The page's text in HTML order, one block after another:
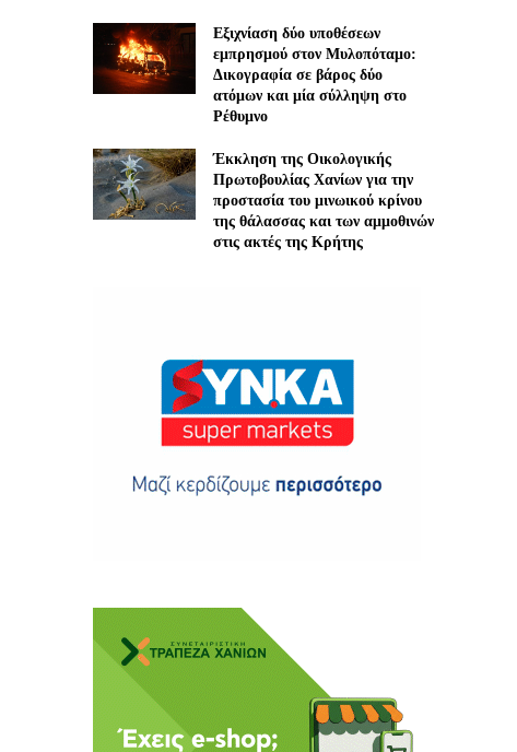
Εξιχνίαση δύο υποθέσεων
εμπρησμού στον Μυλοπόταμο:
Δικογραφία σε βάρος δύο
ατόμων και μία σύλληψη στο
Ρέθυμνο
Έκκληση της Οικολογικής
Πρωτοβουλίας Χανίων για την
προστασία του μινωικού κρίνου
της θάλασσας και των αμμοθινών
στις ακτές της Κρήτης